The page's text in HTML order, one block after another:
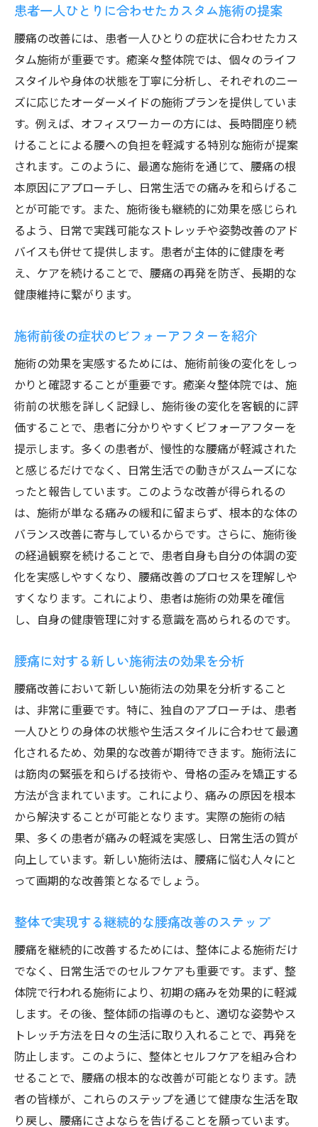
癒楽々整体院のアプローチによる施術後の
変化
腰痛改善における新アプローチの実践例
腰痛の原因を探り独自技術で痛みを和らげる
腰痛の原因特定がもたらす施術効果
独自技術による痛みのメカニズムの解明
様々な腰痛原因に対する効果的アプローチ
痛みを和らげるための革新的技術の活用
癒楽々整体院が見つけた新しい痛み軽減法
腰痛の原因に対する適切な施術の重要性
腰痛改善の第一歩を踏み出すセルフケア紹介
腰痛改善に向けたセルフケアの基礎知識
セルフケアがもたらす腰痛改善の実際
腰痛改善のためのセルフケアプランニング
セルフケアを通じて腰痛改善に取り組む
腰痛改善を助けるセルフケアの重要性
整体で実現する腰痛の再発予防と健康維持
整体による腰痛の再発予防策の紹介
健康維持をサポートする整体施術の役割
再発予防のための整体継続の利点
整体がもたらす長期的健康維持の効果
腰痛再発を防ぐための整体施術の選び方
健康維持を目指した整体プログラムの提案
癒楽々整体院の施術で腰痛にさよならを
腰痛にさよならを告げる施術のプロセス
施術がもたらす腰痛改善の実績と評価
整体で実現する腰痛からの解放
腰痛改善を目指す施術の成功事例
癒楽々整体院での施術体験レポート
作成者プロフィール
癒楽々整体院/小西 利道
患者一人ひとりに合わせたカスタム施術の提案
腰痛の改善には、患者一人ひとりの症状に合わせたカス
タム施術が重要です。癒楽々整体院では、個々のライフ
スタイルや身体の状態を丁寧に分析し、それぞれのニー
ズに応じたオーダーメイドの施術プランを提供していま
す。例えば、オフィスワーカーの方には、長時間座り続
けることによる腰への負担を軽減する特別な施術が提案
されます。このように、最適な施術を通じて、腰痛の根
本原因にアプローチし、日常生活での痛みを和らげるこ
とが可能です。また、施術後も継続的に効果を感じられ
るよう、日常で実践可能なストレッチや姿勢改善のアド
バイスも併せて提供します。患者が主体的に健康を考
え、ケアを続けることで、腰痛の再発を防ぎ、長期的な
健康維持に繋がります。
施術前後の症状のビフォーアフターを紹介
施術の効果を実感するためには、施術前後の変化をしっ
かりと確認することが重要です。癒楽々整体院では、施
術前の状態を詳しく記録し、施術後の変化を客観的に評
価することで、患者に分かりやすくビフォーアフターを
提示します。多くの患者が、慢性的な腰痛が軽減された
と感じるだけでなく、日常生活での動きがスムーズにな
ったと報告しています。このような改善が得られるの
は、施術が単なる痛みの緩和に留まらず、根本的な体の
バランス改善に寄与しているからです。さらに、施術後
の経過観察を続けることで、患者自身も自分の体調の変
化を実感しやすくなり、腰痛改善のプロセスを理解しや
すくなります。これにより、患者は施術の効果を確信
し、自身の健康管理に対する意識を高められるのです。
腰痛に対する新しい施術法の効果を分析
腰痛改善において新しい施術法の効果を分析すること
は、非常に重要です。特に、独自のアプローチは、患者
一人ひとりの身体の状態や生活スタイルに合わせて最適
化されるため、効果的な改善が期待できます。施術法に
は筋肉の緊張を和らげる技術や、骨格の歪みを矯正する
方法が含まれています。これにより、痛みの原因を根本
から解決することが可能となります。実際の施術の結
果、多くの患者が痛みの軽減を実感し、日常生活の質が
向上しています。新しい施術法は、腰痛に悩む人々にと
って画期的な改善策となるでしょう。
整体で実現する継続的な腰痛改善のステップ
腰痛を継続的に改善するためには、整体による施術だけ
でなく、日常生活でのセルフケアも重要です。まず、整
体院で行われる施術により、初期の痛みを効果的に軽減
します。その後、整体師の指導のもと、適切な姿勢やス
トレッチ方法を日々の生活に取り入れることで、再発を
防止します。このように、整体とセルフケアを組み合わ
せることで、腰痛の根本的な改善が可能となります。読
者の皆様が、これらのステップを通じて健康な生活を取
り戻し、腰痛にさよならを告げることを願っています。